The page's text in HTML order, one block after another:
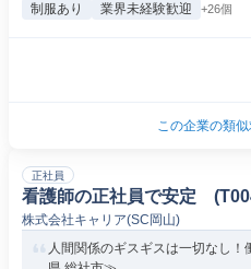
制服あり 業界未経験歓迎 +26個
この企業の類
正社員
看護師の正社員で安定
株式会社キャリア(SC岡山)
人間関係のギスギスは一切なし